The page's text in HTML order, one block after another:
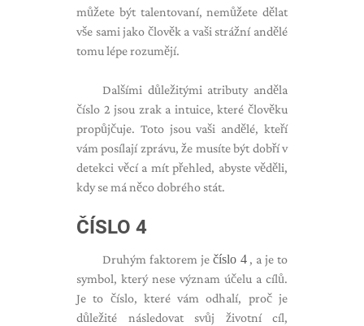
můžete být talentovaní, nemůžete dělat
vše sami jako člověk a vaši strážní andělé
tomu lépe rozumějí.
Dalšími důležitými atributy anděla
číslo 2 jsou zrak a intuice, které člověku
propůjčuje. Toto jsou vaši andělé, kteří
vám posílají zprávu, že musíte být dobří v
detekci věcí a mít přehled, abyste věděli,
kdy se má něco dobrého stát.
ČÍSLO 4
Druhým faktorem je číslo 4, a je to
symbol, který nese význam účelu a cílů.
Je to číslo, které vám odhalí, proč je
důležité následovat svůj životní cíl,